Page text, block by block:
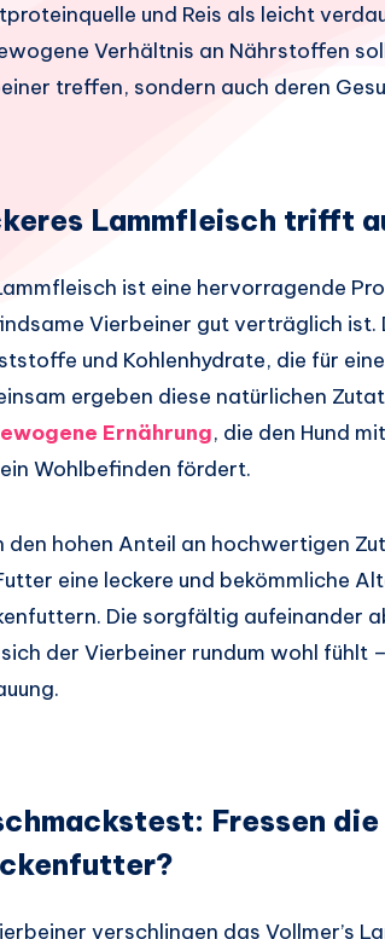
und Reis als leicht
Verhältnis an Nährstoffen
treffen, sondern auch deren
Lammfleisch trifft
ist eine hervorragende
Vierbeiner gut verträglich ist.
und Kohlenhydrate, die für
ergeben diese natürlichen
Ernährung, die den Hund
Wohlbefinden fördert.
den hohen Anteil an hochwertigen
eine leckere und bekömmliche
Die sorgfältig aufeinander
der Vierbeiner rundum wohl fühlt
Fressen
verschlingen das Vollmer’s